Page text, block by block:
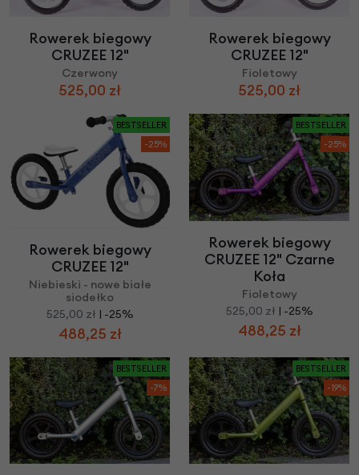
Rowerek biegowy
CRUZEE 12"
Czerwony
525,00 zł
Rowerek biegowy
CRUZEE 12"
Fioletowy
525,00 zł
BESTSELLER
-25%
Rowerek biegowy
CRUZEE 12"
Niebieski - nowe białe
siodełko
525,00 zł | -25%
488,25 zł
BESTSELLER
-25%
Rowerek biegowy
CRUZEE 12" Czarne
Koła
Fioletowy
525,00 zł | -25%
488,25 zł
BESTSELLER
-7%
BESTSELLER
-19%